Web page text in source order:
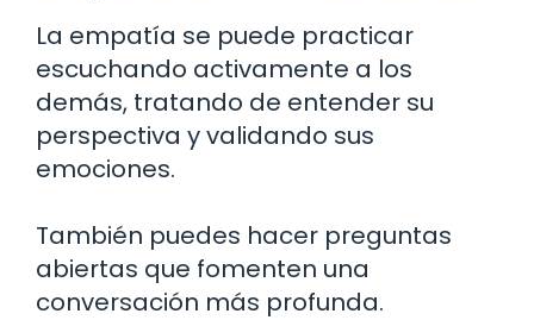
La empatía se puede practicar
escuchando activamente a los
demás, tratando de entender su
perspectiva y validando sus
emociones.
También puedes hacer preguntas
abiertas que fomenten una
conversación más profunda.